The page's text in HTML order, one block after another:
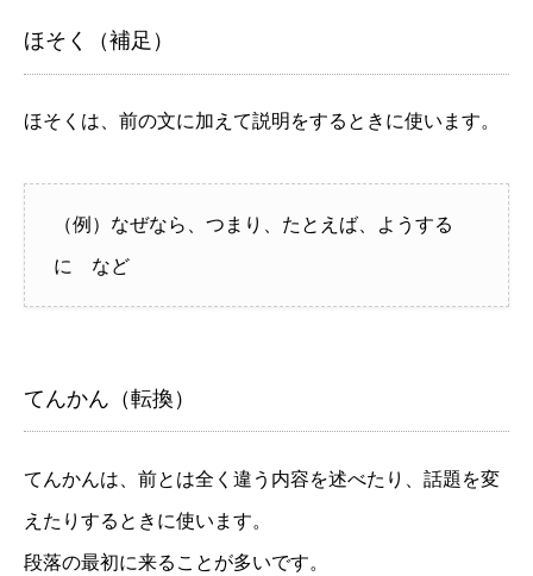
ほそく（補足）
ほそくは、前の文に加えて説明をするときに使います。
（例）なぜなら、つまり、たとえば、ようする
に など
てんかん（転換）
てんかんは、前とは全く違う内容を述べたり、話題を変
えたりするときに使います。
段落の最初に来ることが多いです。